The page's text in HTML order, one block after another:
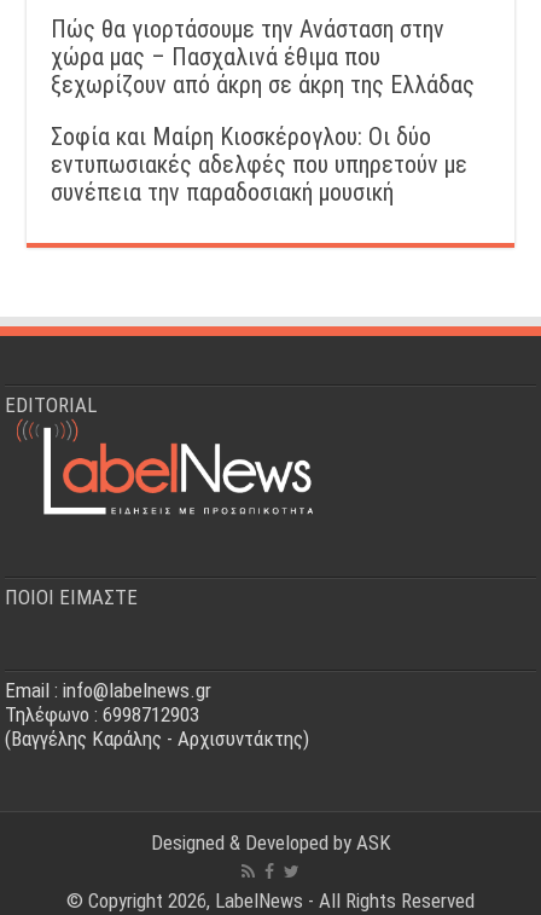
Πώς θα γιορτάσουμε την Ανάσταση στην
χώρα μας – Πασχαλινά έθιμα που
ξεχωρίζουν από άκρη σε άκρη της Ελλάδας
Σοφία και Μαίρη Κιοσκέρογλου: Οι δύο
εντυπωσιακές αδελφές που υπηρετούν με
συνέπεια την παραδοσιακή μουσική
EDITORIAL
ΠΟΙΟΙ ΕΙΜΑΣΤΕ
Email : info@labelnews.gr
Τηλέφωνο : 6998712903
(Βαγγέλης Καράλης - Αρχισυντάκτης)
Designed & Developed by ASK
© Copyright 2026, LabelNews - All Rights Reserved